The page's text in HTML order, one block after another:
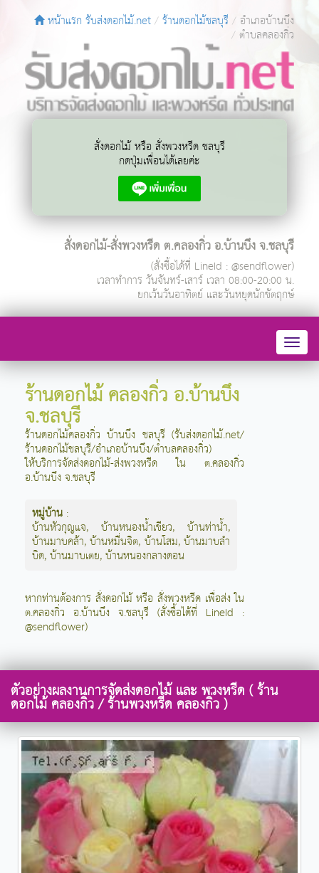
หน้าแรก รับส่งดอกไม้.net ร้านดอกไม้ชลบุรี อำเภอบ้านบึง
ตำบลคลองกิ่ว
สั่งดอกไม้ หรือ สั่งพวงหรีด ชลบุรี
กดปุ่มเพื่อนได้เลยค่ะ
สั่งดอกไม้-สั่งพวงหรีด ต.คลองกิ่ว อ.บ้านบึง จ.ชลบุรี
(สั่งซื้อได้ที่ LineId : @sendflower)
เวลาทำการ วันจันทร์-เสาร์ เวลา 08:00-20:00 น.
ยกเว้นวันอาทิตย์ และวันหยุดนักขัตฤกษ์
ร้านดอกไม้ คลองกิ่ว อ.บ้านบึง
จ.ชลบุรี
ร้านดอกไม้คลองกิ่ว บ้านบึง ชลบุรี (รับส่งดอกไม้.net/
ร้านดอกไม้ชลบุรี/อำเภอบ้านบึง/ตำบลคลองกิ่ว)
ให้บริการจัดส่งดอกไม้-ส่งพวงหรีด ใน ต.คลองกิ่ว
อ.บ้านบึง จ.ชลบุรี
หมู่บ้าน :
บ้านหัวกุญแจ,บ้านหนองน้ำเขียว,บ้านท่าน้ำ,
บ้านมาบคล้า,บ้านหมื่นจิต, บ้านโสม,บ้านมาบลำ
บิด,บ้านมาบเตย,บ้านหนองกลางดอน
หากท่านต้องการ สั่งดอกไม้ หรือ สั่งพวงหรีด เพื่อส่ง ใน
ต.คลองกิ่ว อ.บ้านบึง จ.ชลบุรี (สั่งซื้อได้ที่ LineId :
@sendflower)
ตัวอย่างผลงานการจัดส่งดอกไม้ และ พวงหรีด ( ร้าน
ดอกไม้ คลองกิ่ว / ร้านพวงหรีด คลองกิ่ว )